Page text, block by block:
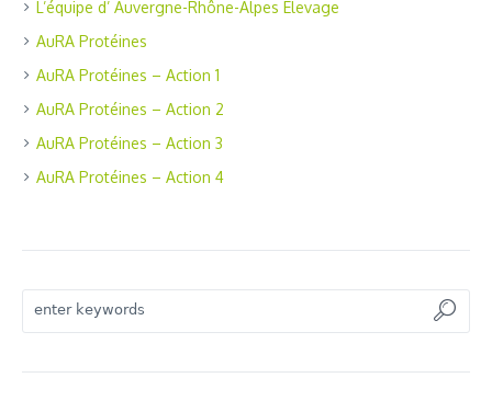
L’équipe d’ Auvergne-Rhône-Alpes Elevage
AuRA Protéines
AuRA Protéines – Action 1
AuRA Protéines – Action 2
AuRA Protéines – Action 3
AuRA Protéines – Action 4